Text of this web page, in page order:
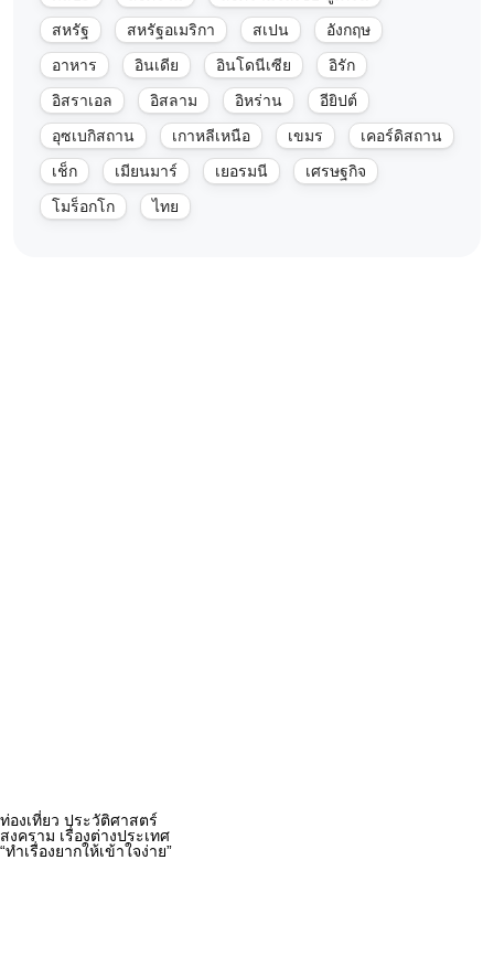
สหรัฐ
สหรัฐอเมริกา สเปน
อังกฤษ
อาหาร
อินเดีย อินโดนีเซีย
อิรัก
อิสราเอล
อิสลาม อิหร่าน
อียิปต์
อุซเบกิสถาน
เกาหลีเหนือ เขมร
เคอร์ดิสถาน
เช็ก
เมียนมาร์ เยอรมนี
เศรษฐกิจ
โมร็อกโก
ไทย
ท่องเที่ยว ประวัติศาสตร์
สงคราม เรื่องต่างประเทศ
“ทำเรื่องยากให้เข้าใจง่าย”